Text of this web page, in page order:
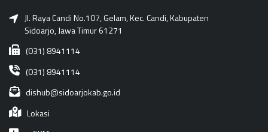
Jl. Raya Candi No.107, Gelam, Kec. Candi, Kabupaten
Sidoarjo, Jawa Timur 61271
(031) 8941114
(031) 8941114
dishub@sidoarjokab.go.id
Lokasi